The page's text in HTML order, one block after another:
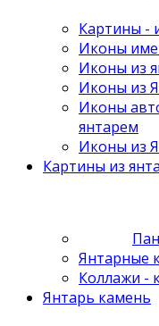
Картины -
Иконы
Иконы из
Иконы из
Иконы
янтарем
Иконы из
Картины из
Янтарные
Коллажи -
Янтарь камень